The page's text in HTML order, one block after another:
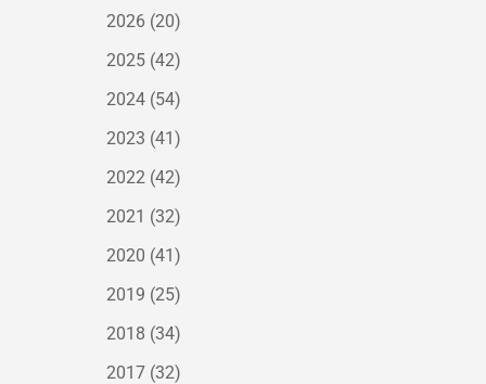
2026 (20)
2025 (42)
2024 (54)
2023 (41)
2022 (42)
2021 (32)
2020 (41)
2019 (25)
2018 (34)
2017 (32)